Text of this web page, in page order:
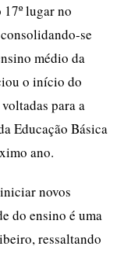
lugar no
se
médio da
o início do
para a
Educação Básica
ano.
novos
do ensino é uma
ressaltando